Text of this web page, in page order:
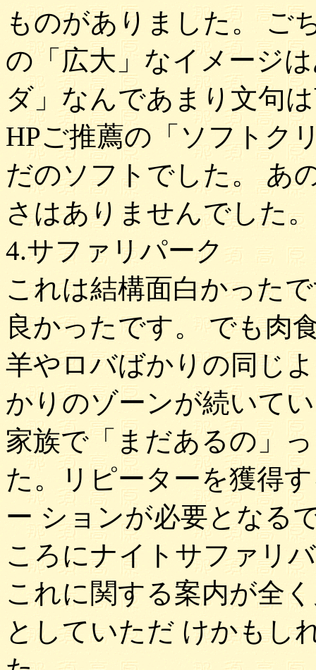
ものがありました。 ご
の「広大」なイメージ
ダ」なんであまり文句
HPご推薦の「ソフトク
だのソフトでした。 あ
さはありませんでした。
4.サファリパーク
これは結構面白かった
良かったです。 でも肉
羊やロバばかりの同じ
かりのゾーンが続いて
家族で「まだあるの」
た。リピーターを獲得
ー ションが必要となる
ころにナイトサファリ
これに関する案内が全
としていただ けかもし